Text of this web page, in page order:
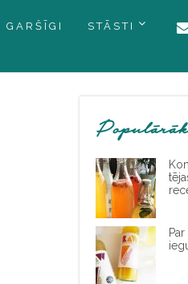
GARŠĪGI STĀSTI